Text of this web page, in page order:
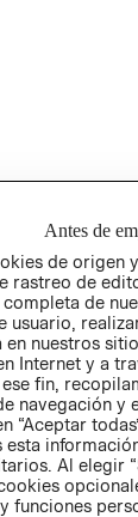
Antes de
de origen
rastreo de
de
usuario,
en nuestros
Internet y a
fin,
navegación y
“Aceptar
esta
Al elegir
funciones